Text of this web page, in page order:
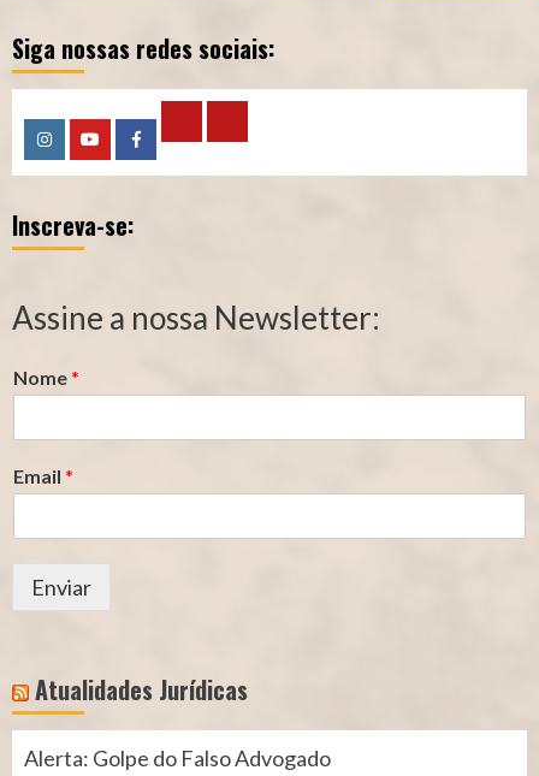
Siga nossas redes sociais:
InstagramYouTubeFacebook
Calculadora
–
Segurado
Calculadora
–
Contribuição
Inscreva-se:
Assine a nossa Newsletter:
Nome*
Email *
Enviar
Atualidades Jurídicas
Alerta: Golpe do Falso Advogado